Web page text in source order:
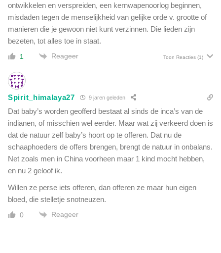
ontwikkelen en verspreiden, een kernwapenoorlog beginnen,
misdaden tegen de menselijkheid van gelijke orde v. grootte of
manieren die je gewoon niet kunt verzinnen. Die lieden zijn
bezeten, tot alles toe in staat.
1 Reageer Toon Reacties (1)
Spirit_himalaya27 9 jaren geleden
Dat baby’s worden geofferd bestaat al sinds de inca’s van de
indianen, of misschien wel eerder. Maar wat zij verkeerd doen is
dat de natuur zelf baby’s hoort op te offeren. Dat nu de
schaaphoeders de offers brengen, brengt de natuur in onbalans.
Net zoals men in China voorheen maar 1 kind mocht hebben,
en nu 2 geloof ik.
Willen ze perse iets offeren, dan offeren ze maar hun eigen
bloed, die stelletje snotneuzen.
0 Reageer